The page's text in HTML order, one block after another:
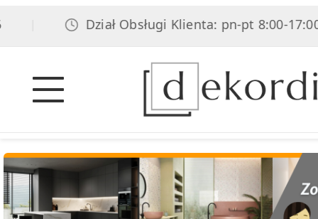
Dział Obsługi Klienta: pn-pt 8:00-17:00,